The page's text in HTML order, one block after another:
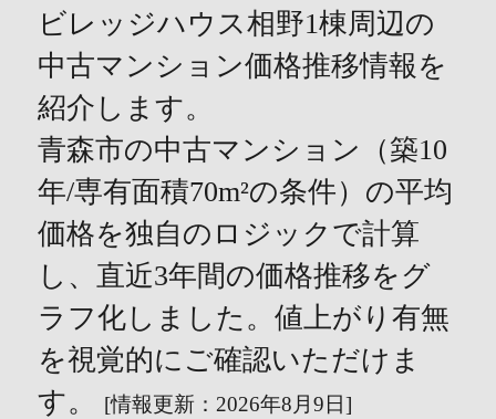
ビレッジハウス相野1棟周辺の
中古マンション価格推移情報を
紹介します。
青森市の中古マンション（築10
年/専有面積70m²の条件）の平均
価格を独自のロジックで計算
し、直近3年間の価格推移をグ
ラフ化しました。値上がり有無
を視覚的にご確認いただけま
す。
[情報更新：2026年8月9日]